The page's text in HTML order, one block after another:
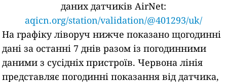
даних датчиків AirNet:
aqicn.org/station/validation/@401293/uk/
На графіку ліворуч нижче показано щогодинні
дані за останні 7 днів разом із погодинними
даними з сусідніх пристроїв. Червона лінія
представляє погодинні показання від датчика,